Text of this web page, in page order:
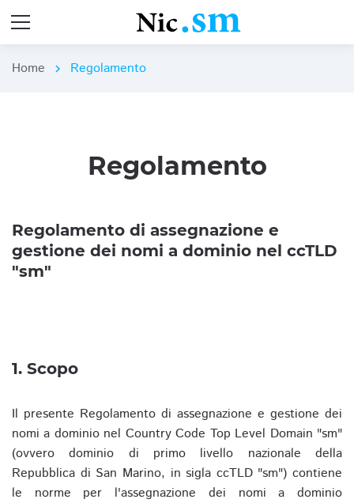
Home chevron_right Regolamento
Regolamento
Regolamento di assegnazione e
gestione dei nomi a dominio nel ccTLD
"sm"
1. Scopo
Il presente Regolamento di assegnazione e gestione dei
nomi a dominio nel Country Code Top Level Domain "sm"
(ovvero dominio di primo livello nazionale della
Repubblica di San Marino, in sigla ccTLD "sm") contiene
le norme per l'assegnazione dei nomi a dominio